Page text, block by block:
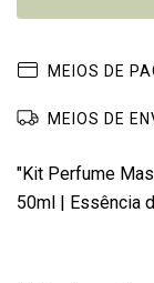
MEIOS DE
MEIOS DE
"Kit Perfume
50ml | Essência